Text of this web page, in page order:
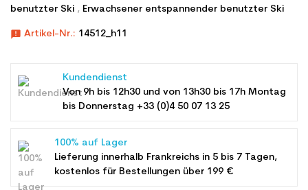
benutzter Ski , Erwachsener entspannender benutzter Ski
announcement Artikel-Nr.: 14512_h11
Kundendienst
Von 9h bis 12h30 und von 13h30 bis 17h Montag
bis Donnerstag +33 (0)4 50 07 13 25
100% auf Lager
Lieferung innerhalb Frankreichs in 5 bis 7 Tagen,
kostenlos für Bestellungen über 199 €